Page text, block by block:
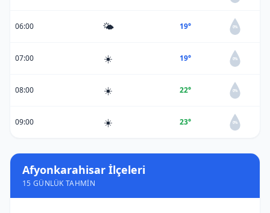
06:00 🌤️ 19° 0%
07:00 ☀️ 19° 0%
08:00 ☀️ 22° 0%
09:00 ☀️ 23° 0%
Afyonkarahisar İlçeleri
15 GÜNLÜK TAHMIN